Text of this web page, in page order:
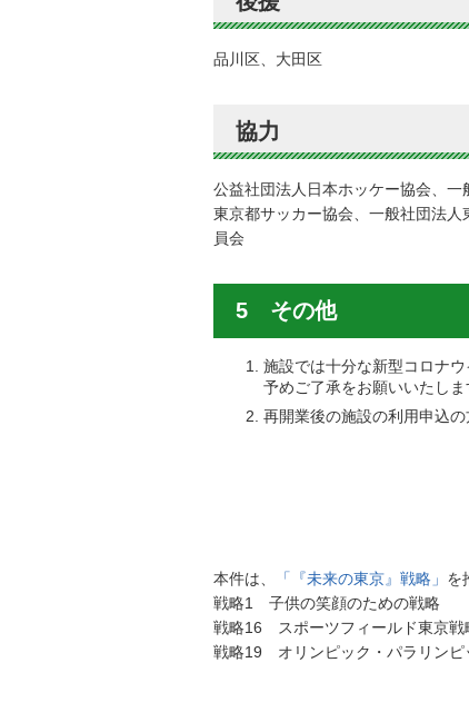
品川区、大田区
協力
公益社団法人日本ホッケー協会、
東京都サッカー協会、一般社団法
員会
5 その他
施設では十分な新型コロナ
予めご了承をお願いいたしま
再開業後の施設の利用申込の
本件は、 「『未来の東京』戦略」 を
戦略1 子供の笑顔のための戦略
戦略16 スポーツフィールド東京戦
戦略19 オリンピック・パラリンピ